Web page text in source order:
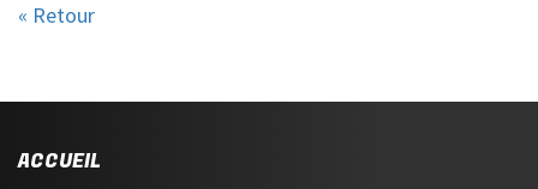
« Retour
ACCUEIL